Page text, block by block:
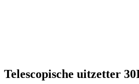
Telescopische uitzetter